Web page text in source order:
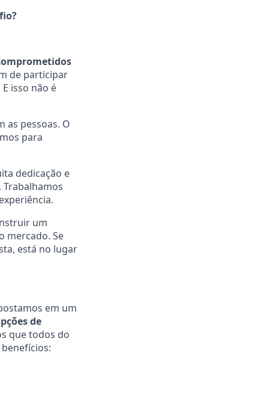
de participar
E isso não é
as pessoas. O
para
dedicação e
um
mercado. Se
está no lugar
em um
de
que todos do